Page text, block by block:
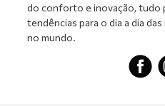
do conforto e inovação, tudo
tendências para o dia a dia
no mundo.